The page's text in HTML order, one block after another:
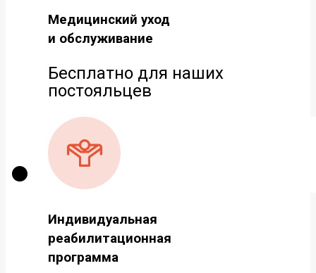
Медицинский уход
и обслуживание
Бесплатно для наших
постояльцев
Индивидуальная
реабилитационная
программа